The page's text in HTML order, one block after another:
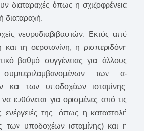
διαταραχές όπως η σχιζοφρένεια
διαταραχή.
νευροδιαβιβαστών: Εκτός από
και τη σεροτονίνη, η ρισπεριδόνη
βαθμό συγγένειας για άλλους
συμπεριλαμβανομένων των α-
και των υποδοχέων ισταμίνης.
ευθύνεται για ορισμένες από τις
ενέργειές της, όπως η καταστολή
των υποδοχέων ισταμίνης) και η